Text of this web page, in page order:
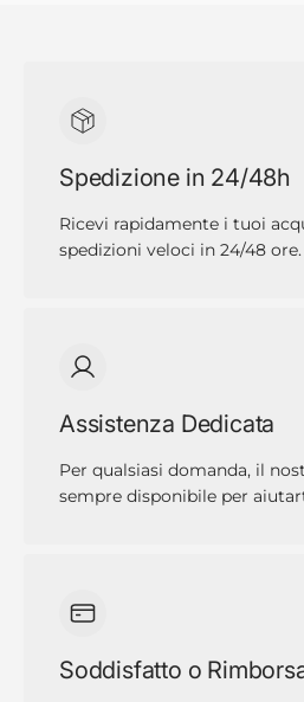
Spedizione in 24/48h
Ricevi rapidamente i tuoi
spedizioni veloci in 24/48 ore.
Assistenza Dedicata
Per qualsiasi domanda, il
sempre disponibile per
Soddisfatto o